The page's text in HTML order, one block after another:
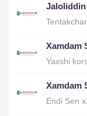
Jaloliddin
Xamdam
Yaxshi
Xamdam
Endi Sen